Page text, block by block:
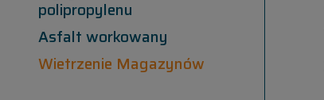
polipropylenu
Asfalt workowany
Wietrzenie Magazynów